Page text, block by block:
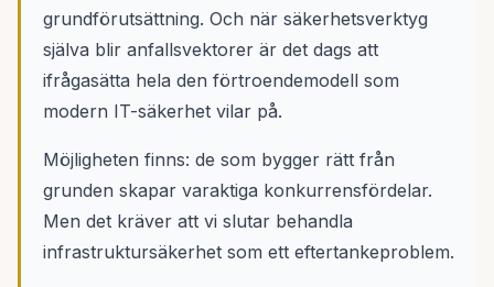
grundförutsättning. Och när säkerhetsverktyg
själva blir anfallsvektorer är det dags att
ifrågasätta hela den förtroendemodell som
modern IT-säkerhet vilar på.
Möjligheten finns: de som bygger rätt från
grunden skapar varaktiga konkurrensfördelar.
Men det kräver att vi slutar behandla
infrastruktursäkerhet som ett eftertankeproblem.